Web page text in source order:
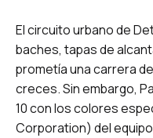
El circuito urbano de
baches, tapas de
prometía una carrera
creces. Sin embargo,
10 con los colores
Corporation) del